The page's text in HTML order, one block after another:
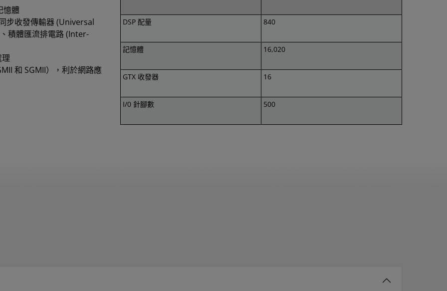
憶體
步收發傳輸器 (Universal
積體匯流排電路 (Inter-
和 SGMII），利於網路應
DSP 配量 840
記憶體 16,020
GTX 收發器 16
I/0 針腳數 500